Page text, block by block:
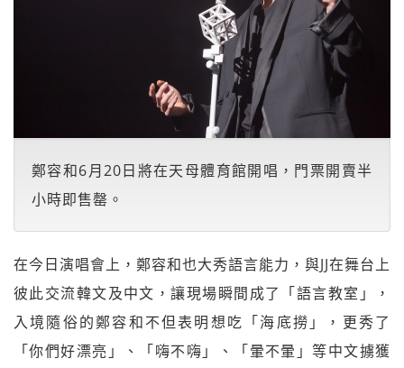
鄭容和6月20日將在天母體育館開唱，門票開賣半
小時即售罄。
在今日演唱會上，鄭容和也大秀語言能力，與JJ在舞台上
彼此交流韓文及中文，讓現場瞬間成了「語言教室」，
入境隨俗的鄭容和不但表明想吃「海底撈」，更秀了
「你們好漂亮」、「嗨不嗨」、「暈不暈」等中文擄獲